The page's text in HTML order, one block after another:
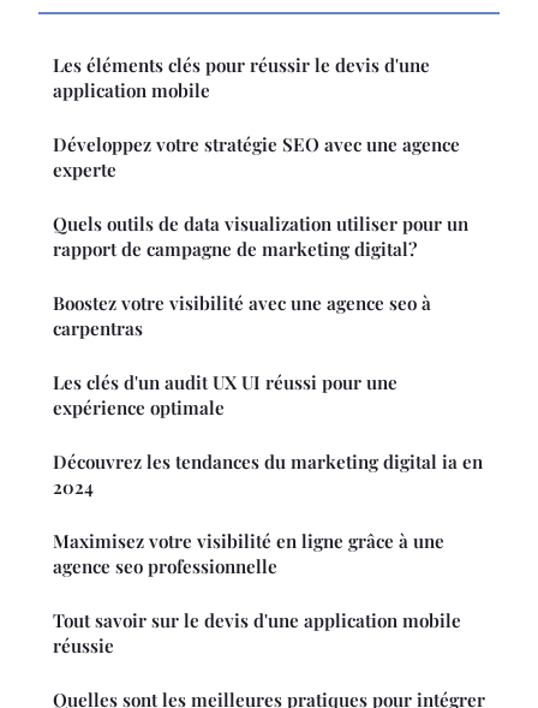
Les éléments clés pour réussir le devis d'une
application mobile
Développez votre stratégie SEO avec une agence
experte
Quels outils de data visualization utiliser pour un
rapport de campagne de marketing digital?
Boostez votre visibilité avec une agence seo à
carpentras
Les clés d'un audit UX UI réussi pour une
expérience optimale
Découvrez les tendances du marketing digital ia en
2024
Maximisez votre visibilité en ligne grâce à une
agence seo professionnelle
Tout savoir sur le devis d'une application mobile
réussie
Quelles sont les meilleures pratiques pour intégrer